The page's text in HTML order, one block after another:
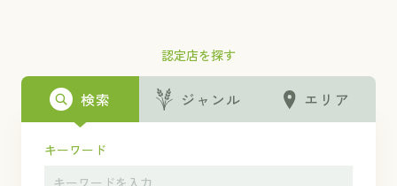
認定店を探す
検索 ジャンル エリア
キーワード